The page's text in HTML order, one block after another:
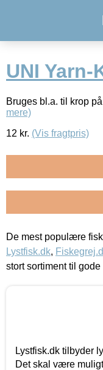
UNI Yarn-
Bruges bl.a. til krop
mere)
12 kr. (Vis fragtpris)
De mest populære
Lystfisk.dk,
stort sortiment til gode
Lystfisk.dk tilbyder
Det skal være